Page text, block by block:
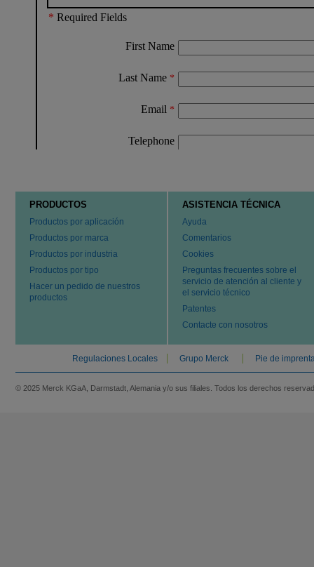
PRODUCTOS
Productos por aplicación
Productos por marca
Productos por industria
Productos por tipo
Hacer un pedido de nuestros
productos
ASISTENCIA TÉCNICA
Ayuda
Comentarios
Cookies
Preguntas frecuentes sobre el
servicio de atención al cliente y
el servicio técnico
Patentes
Contacte con nosotros
Regulaciones Locales Grupo Merck Pie de
© 2025 Merck KGaA, Darmstadt, Alemania y/o sus filiales. Todos los derechos